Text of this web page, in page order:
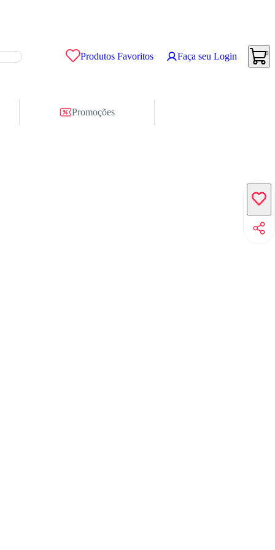
Produtos Favoritos Faça seu Login 0
Promoções